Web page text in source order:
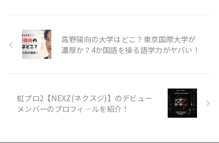
高野陽向の大学はどこ？東京国際大学が
濃厚か？4か国語を操る語学力がヤバい！
虹プロ2【NEXZ(ネクスジ)】のデビュー
メンバーのプロフィ―ルを紹介！